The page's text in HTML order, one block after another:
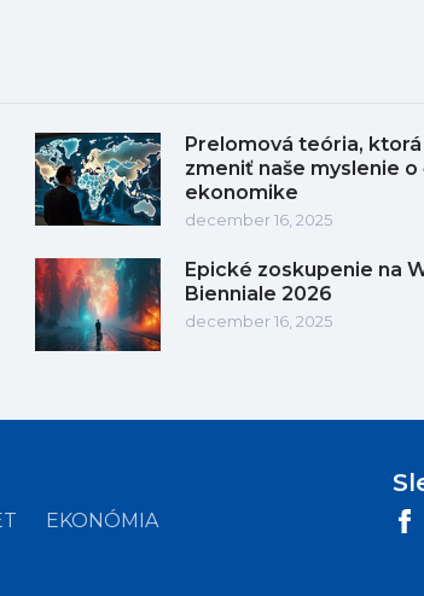
Prelomová teória,
zmeniť naše myslenie o
ekonomike
december 16, 2025
Epické zoskupenie na
Bienniale 2026
december 16, 2025
EKONÓMIA